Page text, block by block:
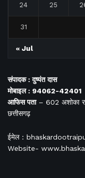
24 25
31
« Jul
संपादक : दुष्यंत दास
मोबाइल : 94062-42401
आफिसपता– 602 अशोका
छत्तीसगढ़
ईमेल :
Website-